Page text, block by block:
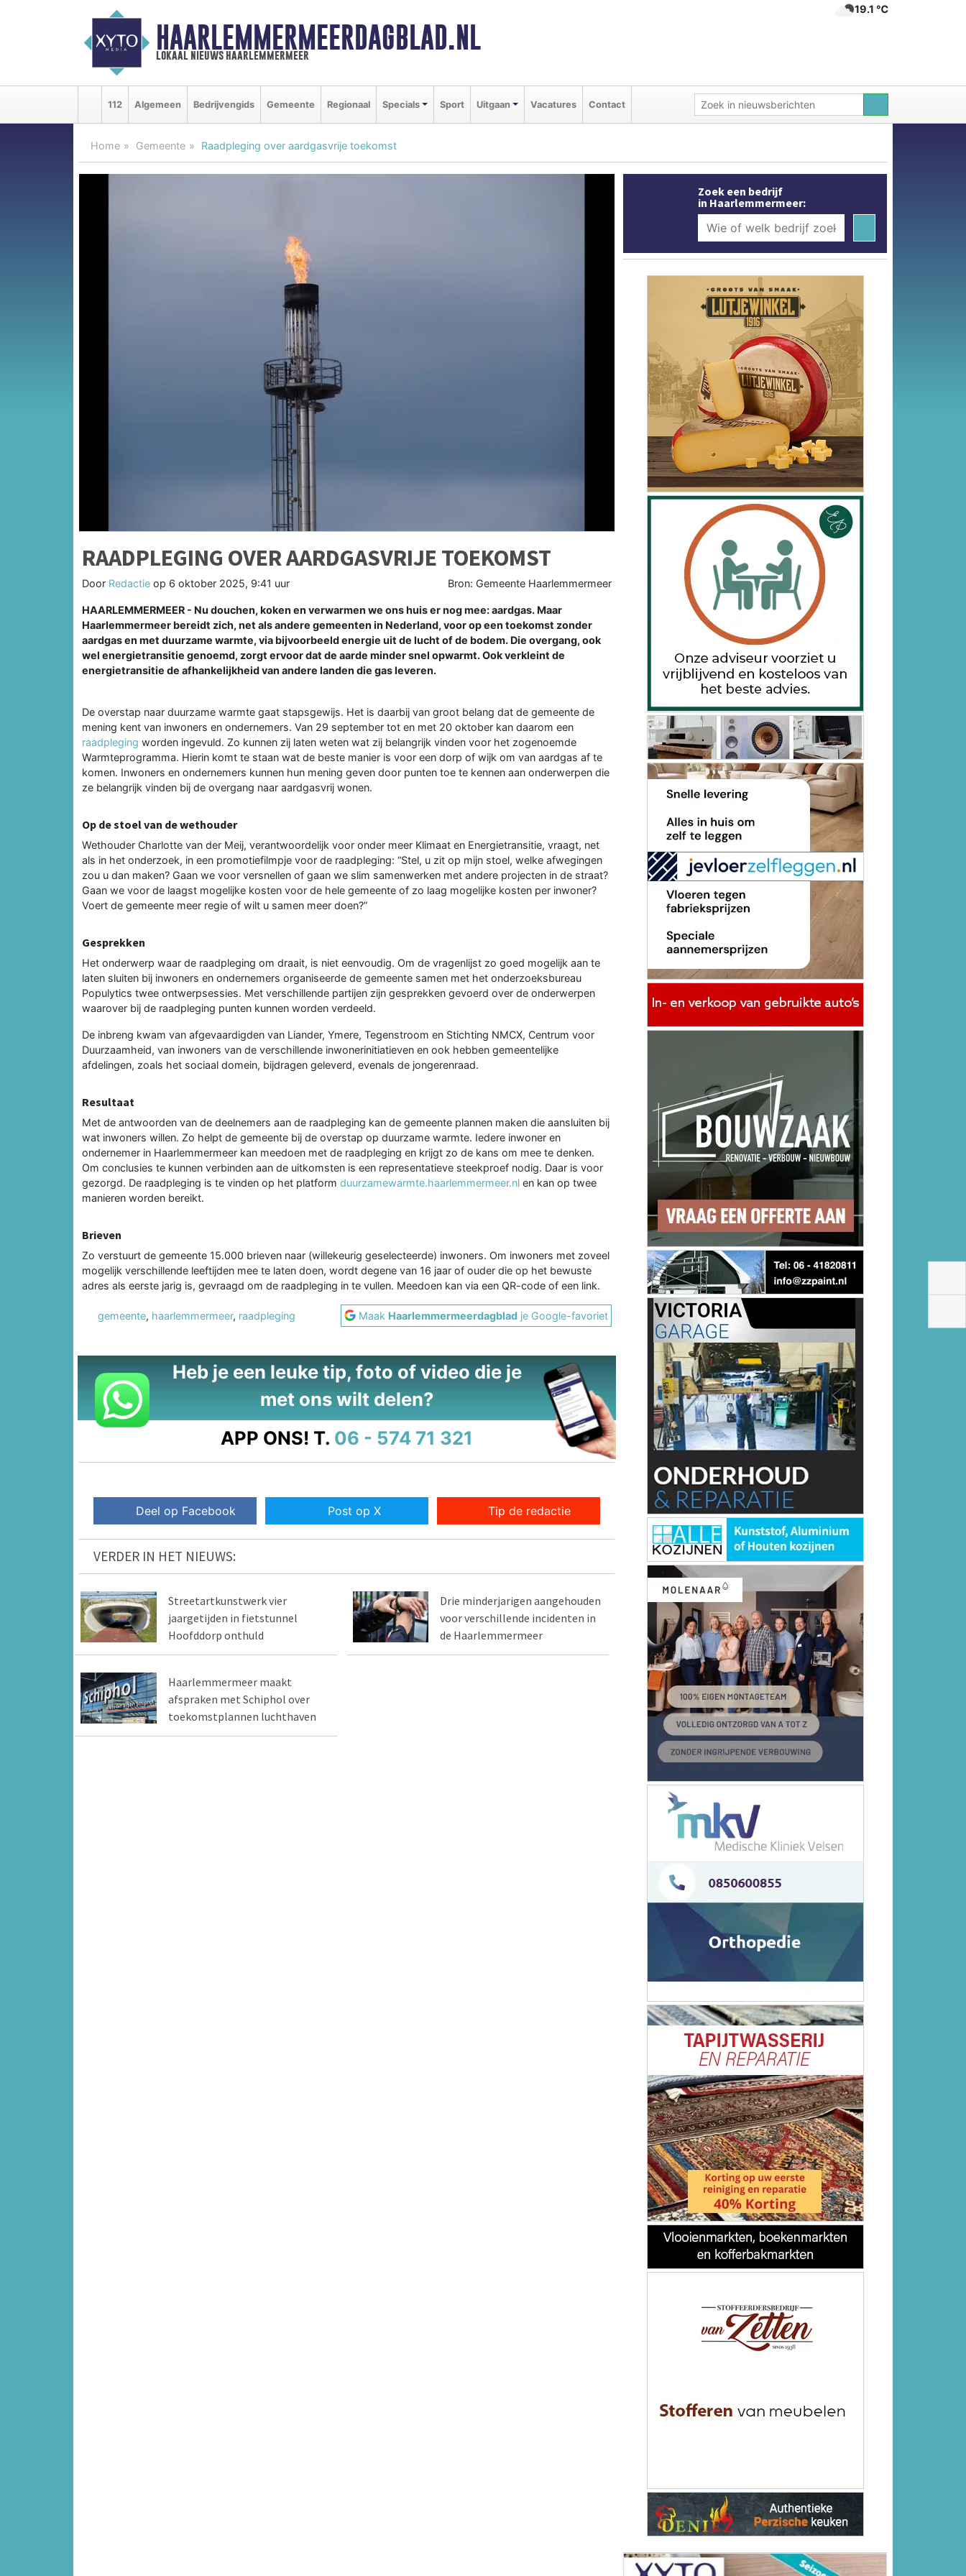
HAARLEMMERMEERDAGBLAD.NL
lokaal nieuws haarlemmermeer
19.1 ℃
112 Algemeen Bedrijvengids Gemeente Regionaal Specials Sport Uitgaan Vacatures Contact
Home Gemeente Raadpleging over aardgasvrije toekomst
RAADPLEGING OVER AARDGASVRIJE TOEKOMST
Door Redactie op 6 oktober 2025, 9:41 uur Bron: Gemeente Haarlemmermeer
HAARLEMMERMEER - Nu douchen, koken en verwarmen we ons huis er nog mee: aardgas. Maar
Haarlemmermeer bereidt zich, net als andere gemeenten in Nederland, voor op een toekomst zonder
aardgas en met duurzame warmte, via bijvoorbeeld energie uit de lucht of de bodem. Die overgang, ook
wel energietransitie genoemd, zorgt ervoor dat de aarde minder snel opwarmt. Ook verkleint de
energietransitie de afhankelijkheid van andere landen die gas leveren.
De overstap naar duurzame warmte gaat stapsgewijs. Het is daarbij van groot belang dat de gemeente de
mening kent van inwoners en ondernemers. Van 29 september tot en met 20 oktober kan daarom een
raadpleging worden ingevuld. Zo kunnen zij laten weten wat zij belangrijk vinden voor het zogenoemde
Warmteprogramma. Hierin komt te staan wat de beste manier is voor een dorp of wijk om van aardgas af te
komen. Inwoners en ondernemers kunnen hun mening geven door punten toe te kennen aan onderwerpen die
ze belangrijk vinden bij de overgang naar aardgasvrij wonen.
Op de stoel van de wethouder
Wethouder Charlotte van der Meij, verantwoordelijk voor onder meer Klimaat en Energietransitie, vraagt, net
als in het onderzoek, in een promotiefilmpje voor de raadpleging: “Stel, u zit op mijn stoel, welke afwegingen
zou u dan maken? Gaan we voor versnellen of gaan we slim samenwerken met andere projecten in de straat?
Gaan we voor de laagst mogelijke kosten voor de hele gemeente of zo laag mogelijke kosten per inwoner?
Voert de gemeente meer regie of wilt u samen meer doen?”
Gesprekken
Het onderwerp waar de raadpleging om draait, is niet eenvoudig. Om de vragenlijst zo goed mogelijk aan te
laten sluiten bij inwoners en ondernemers organiseerde de gemeente samen met het onderzoeksbureau
Populytics twee ontwerpsessies. Met verschillende partijen zijn gesprekken gevoerd over de onderwerpen
waarover bij de raadpleging punten kunnen worden verdeeld.
De inbreng kwam van afgevaardigden van Liander, Ymere, Tegenstroom en Stichting NMCX, Centrum voor
Duurzaamheid, van inwoners van de verschillende inwonerinitiatieven en ook hebben gemeentelijke
afdelingen, zoals het sociaal domein, bijdragen geleverd, evenals de jongerenraad.
Resultaat
Met de antwoorden van de deelnemers aan de raadpleging kan de gemeente plannen maken die aansluiten bij
wat inwoners willen. Zo helpt de gemeente bij de overstap op duurzame warmte. Iedere inwoner en
ondernemer in Haarlemmermeer kan meedoen met de raadpleging en krijgt zo de kans om mee te denken.
Om conclusies te kunnen verbinden aan de uitkomsten is een representatieve steekproef nodig. Daar is voor
gezorgd. De raadpleging is te vinden op het platform duurzamewarmte.haarlemmermeer.nl en kan op twee
manieren worden bereikt.
Brieven
Zo verstuurt de gemeente 15.000 brieven naar (willekeurig geselecteerde) inwoners. Om inwoners met zoveel
mogelijk verschillende leeftijden mee te laten doen, wordt degene van 16 jaar of ouder die op het bewuste
adres als eerste jarig is, gevraagd om de raadpleging in te vullen. Meedoen kan via een QR-code of een link.
gemeente, haarlemmermeer, raadpleging Maak Haarlemmermeerdagblad je Google-favoriet
Heb je een leuke tip, foto of video die je
met ons wilt delen?
APP ONS! T. 06 - 574 71 321
Deel op Facebook Post op X Tip de redactie
VERDER IN HET NIEUWS:
Streetartkunstwerk vier
jaargetijden in fietstunnel
Hoofddorp onthuld
Drie minderjarigen aangehouden
voor verschillende incidenten in
de Haarlemmermeer
Haarlemmermeer maakt
afspraken met Schiphol over
toekomstplannen luchthaven
Zoek een bedrijf
in Haarlemmermeer: